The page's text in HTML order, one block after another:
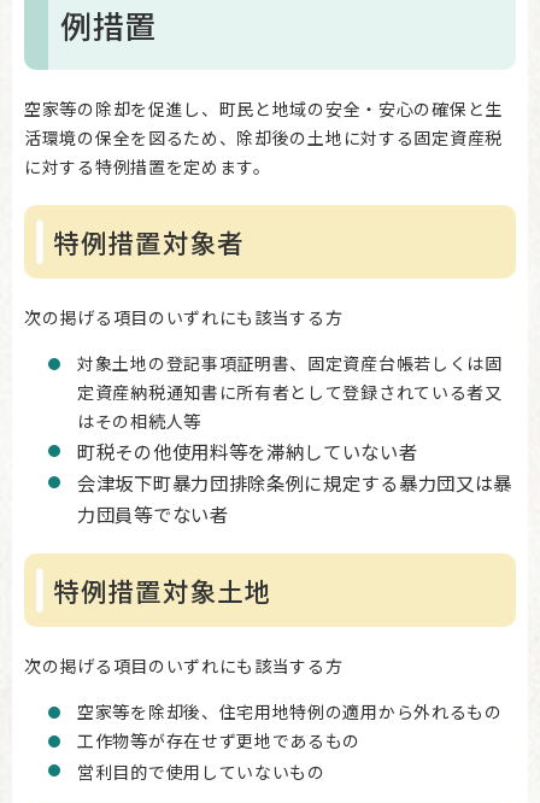
例措置
空家等の除却を促進し、町民と地域の安全・安心の確保と生
活環境の保全を図るため、除却後の土地に対する固定資産税
に対する特例措置を定めます。
特例措置対象者
次の掲げる項目のいずれにも該当する方
対象土地の登記事項証明書、固定資産台帳若しくは固
定資産納税通知書に所有者として登録されている者又
はその相続人等
町税その他使用料等を滞納していない者
会津坂下町暴力団排除条例に規定する暴力団又は暴
力団員等でない者
特例措置対象土地
次の掲げる項目のいずれにも該当する方
空家等を除却後、住宅用地特例の適用から外れるもの
工作物等が存在せず更地であるもの
営利目的で使用していないもの